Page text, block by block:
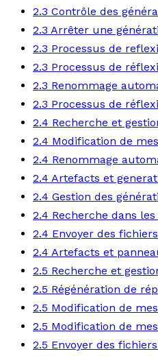
2.3 Contrôle des
2.3 Arrêter une
2.3 Processus de
2.3 Processus de
2.3 Renommage
2.3 Processus de
2.4 Recherche et
2.4 Modification de
2.4 Renommage
2.4 Artefacts et
2.4 Gestion des
2.4 Recherche dans
2.4 Envoyer des
2.4 Artefacts et
2.5 Recherche et
2.5 Régénération de
2.5 Modification de
2.5 Modification de
2.5 Envoyer des